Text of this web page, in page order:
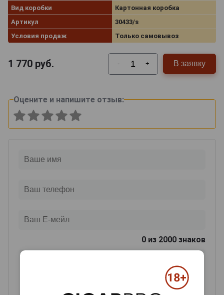
Вид коробки
Картонная коробка
Артикул
30433/s
Условия продаж
Только самовывоз
1 770 руб. - + В заявку
Оцените и напишите отзыв:
0 из 2000 знаков